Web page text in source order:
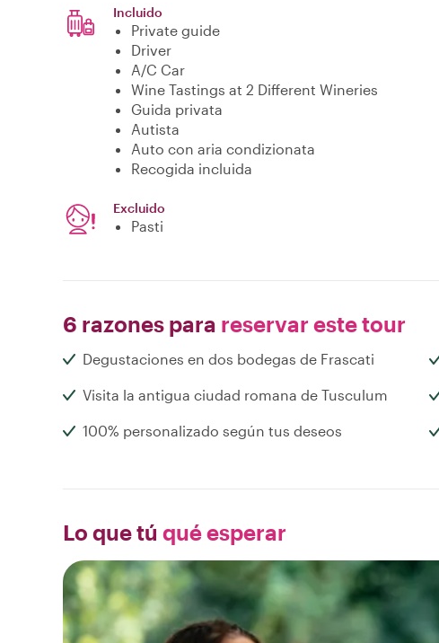
Incluido
Private guide
Driver
A/C Car
Wine Tastings at 2 Different Wineries
Guida privata
Autista
Auto con aria condizionata
Recogida incluida
Excluido
Pasti
6 razones para reservar este tour
Degustaciones en dos bodegas de Frascati
Visita la antigua ciudad romana de Tusculum
100% personalizado según tus deseos
Lo que tú qué esperar